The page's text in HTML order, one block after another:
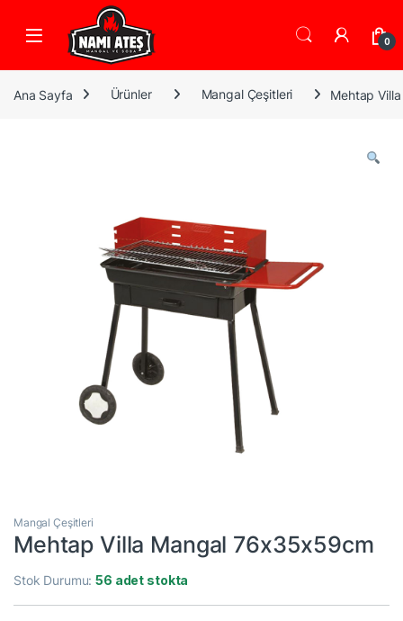
Skip to navigation
0
Ana Sayfa Ürünler Mangal Çeşitleri Mehtap
Mangal Çeşitleri
Mehtap Villa Mangal 76x35x59cm
Stok Durumu:56 adet stokta